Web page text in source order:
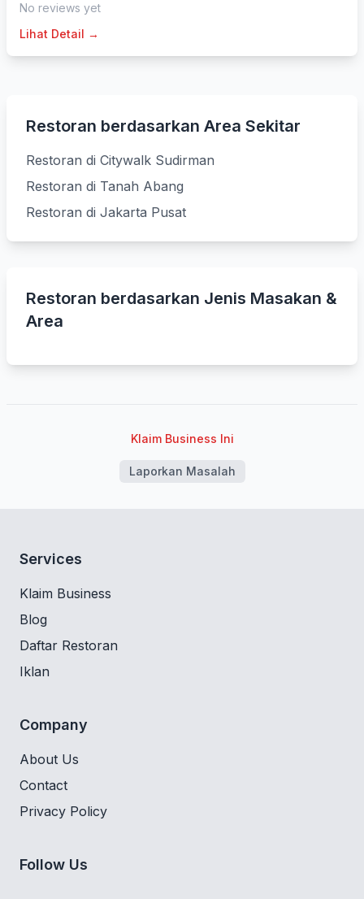
No reviews yet
Lihat Detail →
Restoran berdasarkan Area Sekitar
Restoran di Citywalk Sudirman
Restoran di Tanah Abang
Restoran di Jakarta Pusat
Restoran berdasarkan Jenis Masakan &
Area
Klaim Business Ini
Laporkan Masalah
Services
Klaim Business
Blog
Daftar Restoran
Iklan
Company
About Us
Contact
Privacy Policy
Follow Us